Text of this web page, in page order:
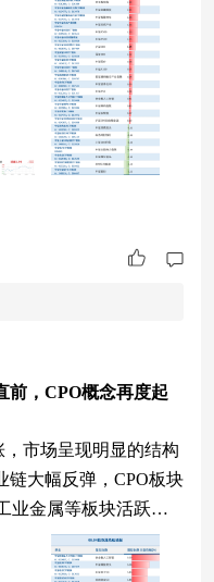
资金面来看，两市合计
前，CPO概念再度起
市场呈现明显的结构
链大幅反弹，CPO板块
业金属等板块活跃。
情持续性如何？ 三大
早盘震荡反弹，午后全